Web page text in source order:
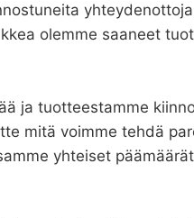
olemme saaneet
ja tuotteestamme
mitä voimme tehdä
yhteiset